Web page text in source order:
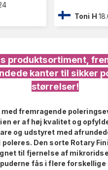
Toni H
produktsortiment,
kanter til sikker
størrelser!
med fremragende
er af høj kvalitet og
og udstyret med
Den sorte Rotary
til fjernelse af
fås i flere